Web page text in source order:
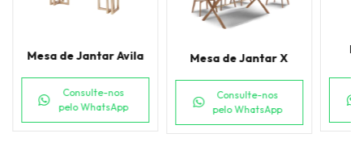
Mesa de Jantar Avila
Consulte-nos
pelo WhatsApp
Mesa de Jantar X
Consulte-nos
pelo WhatsApp